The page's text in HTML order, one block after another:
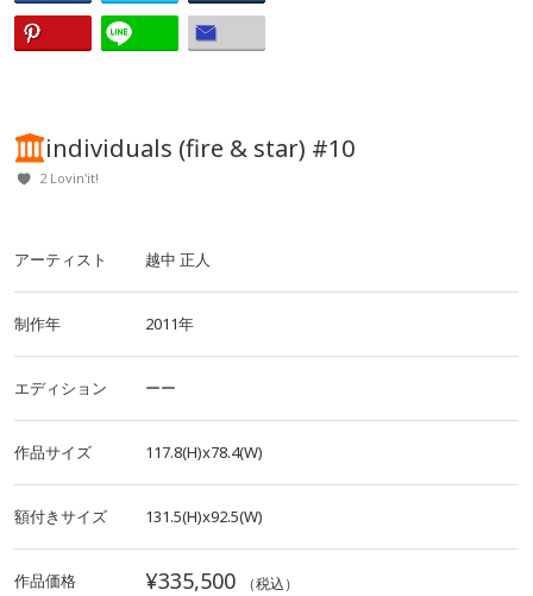
individuals (fire & star) #10
2 Lovin'it!
アーティスト 越中 正人
制作年 2011年
エディション ーー
作品サイズ 117.8(H)x78.4(W)
額付きサイズ 131.5(H)x92.5(W)
作品価格 ¥335,500 （税込）